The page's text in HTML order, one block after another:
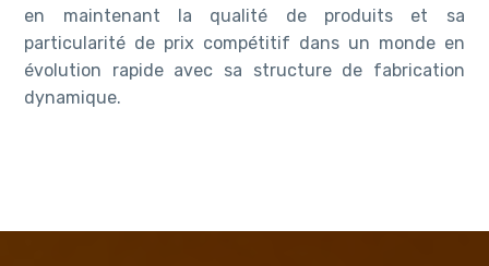
en maintenant la qualité de produits et sa
particularité de prix compétitif dans un monde en
évolution rapide avec sa structure de fabrication
dynamique.